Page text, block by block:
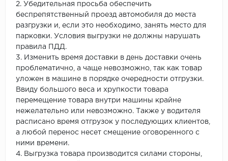
2. Убедительная просьба обеспечить
беспрепятственный проезд автомобиля до места
разгрузки и, если это необходимо, занять место для
парковки. Условия выгрузки не должны нарушать
правила ПДД.
3. Изменить время доставки в день доставки очень
проблематично, а чаще невозможно, так как товар
уложен в машине в порядке очередности отгрузки.
Ввиду большого веса и хрупкости товара
перемещение товара внутри машины крайне
нежелательно или невозможно. Также у водителя
расписано время отгрузок у последующих клиентов,
а любой перенос несет смещение оговоренного с
ними времени.
4. Выгрузка товара производится силами стороны,